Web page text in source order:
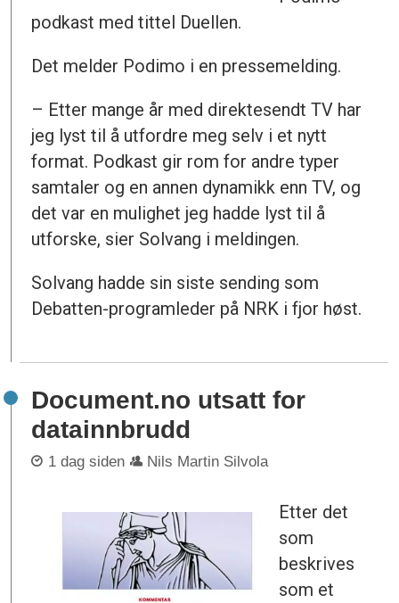
podkast med tittel Duellen.
Det melder Podimo i en pressemelding.
– Etter mange år med direktesendt TV har
jeg lyst til å utfordre meg selv i et nytt
format. Podkast gir rom for andre typer
samtaler og en annen dynamikk enn TV, og
det var en mulighet jeg hadde lyst til å
utforske, sier Solvang i meldingen.
Solvang hadde sin siste sending som
Debatten-programleder på NRK i fjor høst.
Document.no utsatt for
datainnbrudd
1 dag siden Nils Martin Silvola
Etter det
som
beskrives
som et